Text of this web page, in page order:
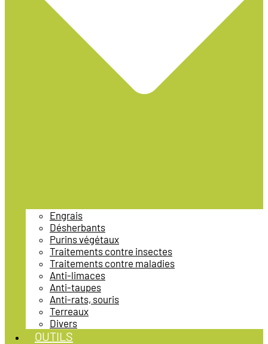
Engrais
Désherbants
Purins végétaux
Traitements contre insectes
Traitements contre maladies
Anti-limaces
Anti-taupes
Anti-rats, souris
Terreaux
Divers
OUTILS